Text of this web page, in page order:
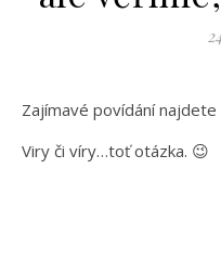
Zajímavé povídání
Viry či víry…toť otázka. 😉